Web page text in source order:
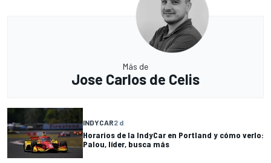
Más de
Jose Carlos de Celis
INDYCAR2 d
Horarios de la IndyCar en Portland y cómo verlo:
Palou, líder, busca más